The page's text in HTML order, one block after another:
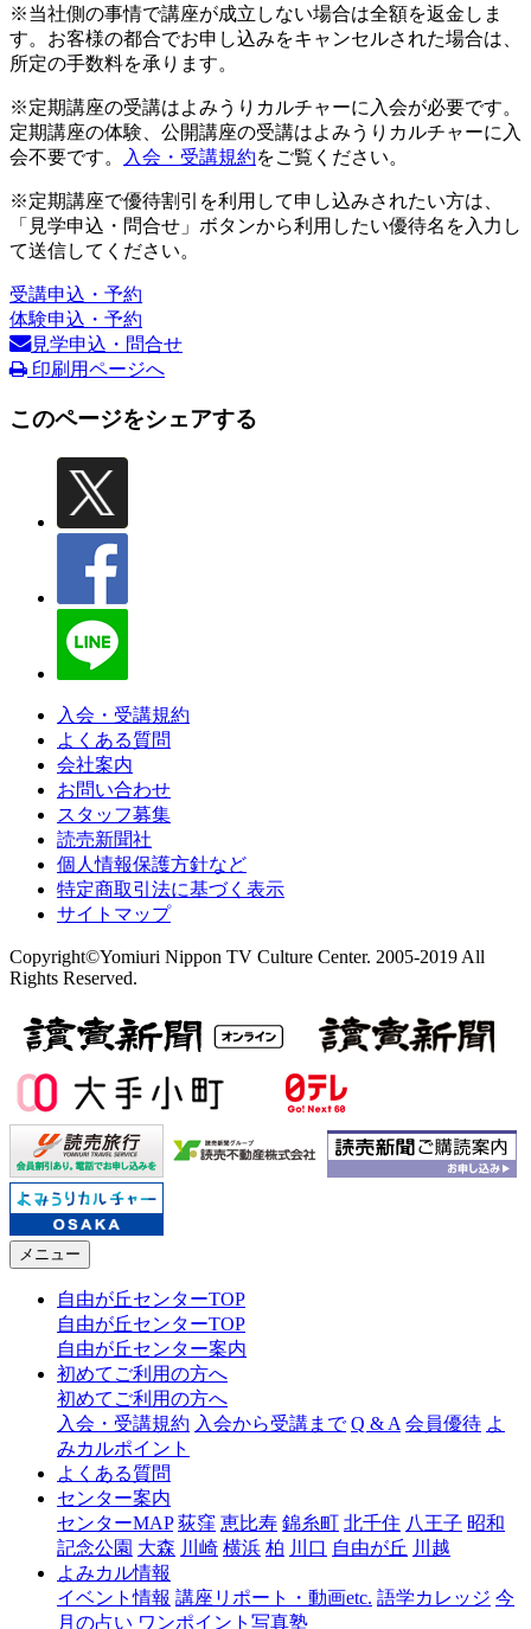
※当社側の事情で講座が成立しない場合は全額を返金しま
す。お客様の都合でお申し込みをキャンセルされた場合は、
所定の手数料を承ります。
※定期講座の受講はよみうりカルチャーに入会が必要です。
定期講座の体験、公開講座の受講はよみうりカルチャーに入
会不要です。
入会・受講規約をご覧ください。
※定期講座で優待割引を利用して申し込みされたい方は、
「見学申込・問合せ」ボタンから利用したい優待名を入力し
て送信してください。
受講申込・予約
体験申込・予約
見学申込・問合せ
印刷用ページへ
このページをシェアする
入会・受講規約
よくある質問
会社案内
お問い合わせ
スタッフ募集
読売新聞社
個人情報保護方針など
特定商取引法に基づく表示
サイトマップ
Copyright©Yomiuri Nippon TV Culture Center. 2005-2019 All
Rights Reserved.
メニュー
自由が丘センターTOP
自由が丘センターTOP
自由が丘センター案内
初めてご利用の方へ
初めてご利用の方へ
入会・受講規約 入会から受講まで Q & A 会員優待 よ
みカルポイント
よくある質問
センター案内
センターMAP 荻窪 恵比寿 錦糸町 北千住 八王子 昭和
記念公園 大森 川崎 横浜 柏 川口 自由が丘 川越
よみカル情報
イベント情報 講座リポート・動画etc. 語学カレッジ 今
月の占い ワンポイント写真塾